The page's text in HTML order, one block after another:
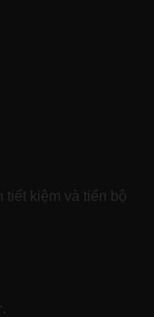
tiết kiệm và tiến bộ